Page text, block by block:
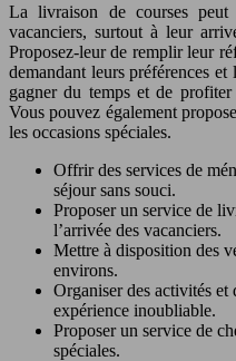
La livraison de courses
vacanciers, surtout à leur
Proposez-leur de remplir leur
demandant leurs préférences
gagner du temps et de
Vous pouvez également
les occasions spéciales.
Offrir des services de
séjour sans souci.
Proposer un service de
l’arrivée des vacanciers.
Mettre à disposition des
environs.
Organiser des activités et
expérience inoubliable.
Proposer un service de
spéciales.